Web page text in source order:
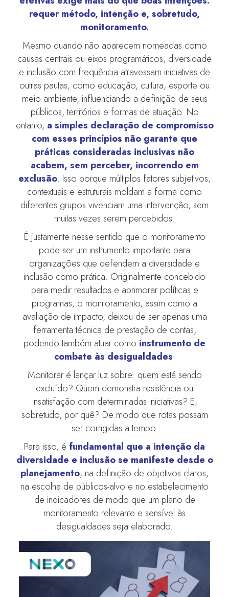
requer método, intenção e, sobretudo,
monitoramento.
Mesmo quando não aparecem nomeadas como
causas centrais ou eixos programáticos, diversidade
e inclusão com frequência atravessam iniciativas de
outras pautas, como educação, cultura, esporte ou
meio ambiente, influenciando a definição de seus
públicos, territórios e formas de atuação. No
entanto, a simples declaração de compromisso
com esses princípios não garante que
práticas consideradas inclusivas não
acabem, sem perceber, incorrendo em
exclusão. Isso porque múltiplos fatores subjetivos,
contextuais e estruturais moldam a forma como
diferentes grupos vivenciam uma intervenção, sem
muitas vezes serem percebidos.
É justamente nesse sentido que o monitoramento
pode ser um instrumento importante para
organizações que defendem a diversidade e
inclusão como prática. Originalmente concebido
para medir resultados e aprimorar políticas e
programas, o monitoramento, assim como a
avaliação de impacto, deixou de ser apenas uma
ferramenta técnica de prestação de contas,
podendo também atuar como instrumento de
combate às desigualdades.
Monitorar é lançar luz sobre: quem está sendo
excluído? Quem demonstra resistência ou
insatisfação com determinadas iniciativas? E,
sobretudo, por quê? De modo que rotas possam
ser corrigidas a tempo.
Para isso, é fundamental que a intenção da
diversidade e inclusão se manifeste desde o
planejamento, na definição de objetivos claros,
na escolha de públicos-alvo e no estabelecimento
de indicadores de modo que um plano de
monitoramento relevante e sensível às
desigualdades seja elaborado.